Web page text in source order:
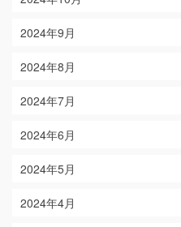
2024年9月
2024年8月
2024年7月
2024年6月
2024年5月
2024年4月